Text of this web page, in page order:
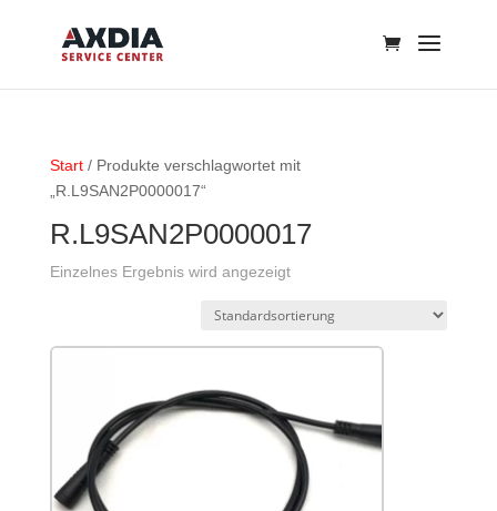
Start/ Produkte verschlagwortet mit
„R.L9SAN2P0000017“
R.L9SAN2P0000017
Einzelnes Ergebnis wird angezeigt